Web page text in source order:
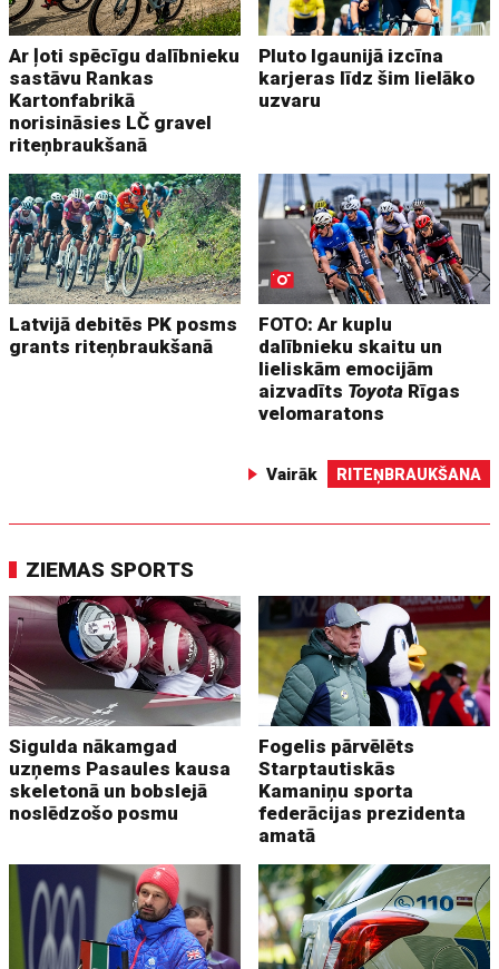
Ar ļoti spēcīgu dalībnieku
sastāvu Rankas
Kartonfabrikā
norisināsies LČ gravel
riteņbraukšanā
Pluto Igaunijā izcīna
karjeras līdz šim lielāko
uzvaru
Latvijā debitēs PK posms
grants riteņbraukšanā
FOTO: Ar kuplu
dalībnieku skaitu un
lieliskām emocijām
aizvadīts Toyota Rīgas
velomaratons
Vairāk RITEŅBRAUKŠANA
ZIEMAS SPORTS
Sigulda nākamgad
uzņems Pasaules kausa
skeletonā un bobslejā
noslēdzošo posmu
Fogelis pārvēlēts
Starptautiskās
Kamaniņu sporta
federācijas prezidenta
amatā